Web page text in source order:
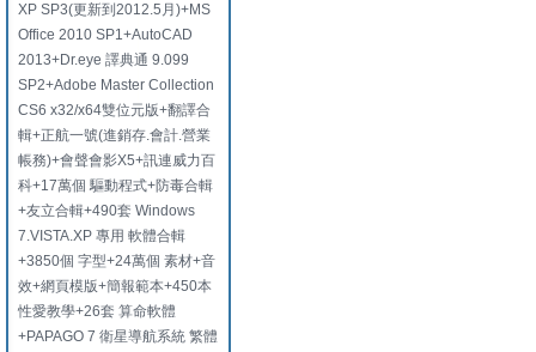
XP SP3(更新到2012.5月)+MS
Office 2010 SP1+AutoCAD
2013+Dr.eye 譯典通 9.099
SP2+Adobe Master Collection
CS6 x32/x64雙位元版+翻譯合
輯+正航一號(進銷存.會計.營業
帳務)+會聲會影X5+訊連威力百
科+17萬個 驅動程式+防毒合輯
+友立合輯+490套 Windows
7.VISTA.XP 專用 軟體合輯
+3850個 字型+24萬個 素材+音
效+網頁模版+簡報範本+450本
性愛教學+26套 算命軟體
+PAPAGO 7 衛星導航系統 繁體